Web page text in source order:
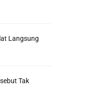
Langsung
Tak